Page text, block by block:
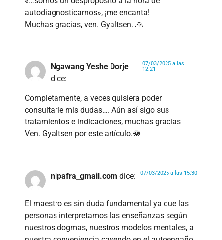
autodiagnosticarnos», ¡me encanta!
Muchas gracias, ven. Gyaltsen. 🙏
Ngawang Yeshe Dorje
dice:
07/03/2025 a las
12:21
Completamente, a veces quisiera poder
consultarle mis dudas…. Aún así sigo sus
tratamientos e indicaciones, muchas gracias
Ven. Gyaltsen por este artículo.🪷
nipafra_gmail.com dice: 07/03/2025 a las 15:30
El maestro es sin duda fundamental ya que las
personas interpretamos las enseñanzas según
nuestros dogmas, nuestros modelos mentales, a